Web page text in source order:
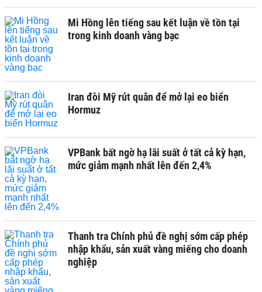
Mi Hồng lên tiếng sau kết luận về tồn tại
trong kinh doanh vàng bạc
Iran đòi Mỹ rút quân để mở lại eo biển
Hormuz
VPBank bất ngờ hạ lãi suất ở tất cả kỳ hạn,
mức giảm mạnh nhất lên đến 2,4%
Thanh tra Chính phủ đề nghị sớm cấp phép
nhập khẩu, sản xuất vàng miếng cho doanh
nghiệp